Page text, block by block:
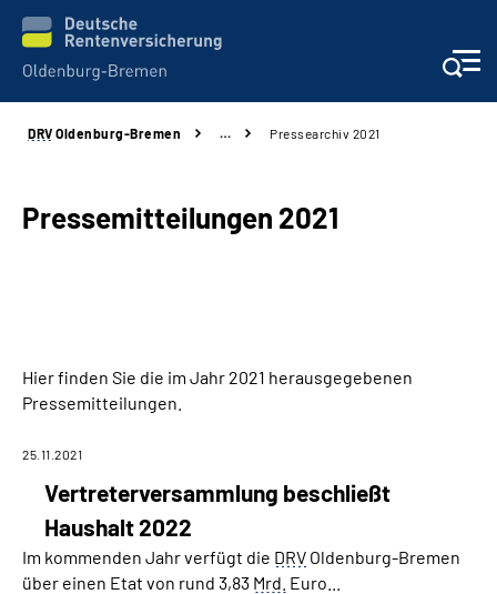
Services
Beratung und Kontakt
Presse
Über Uns
Inhalte in Gebärdensprache (DGS)
Leichte Sprache
DRV Oldenburg-Bremen … Pressearchiv 2021
Pressemitteilungen 2021
Hier finden Sie die im Jahr 2021 herausgegebenen
Pressemitteilungen.
Vertreterversammlung beschließt
Haushalt 2022
25.11.2021
Im kommenden Jahr verfügt die DRV Oldenburg-Bremen
über einen Etat von rund 3,83 Mrd. Euro...